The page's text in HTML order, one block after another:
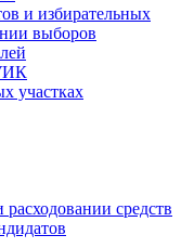
и избирательных
выборов
участках
средств